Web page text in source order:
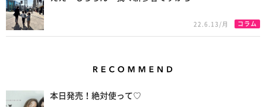
22.6.13/月 コラム
本日発売！絶対使って♡